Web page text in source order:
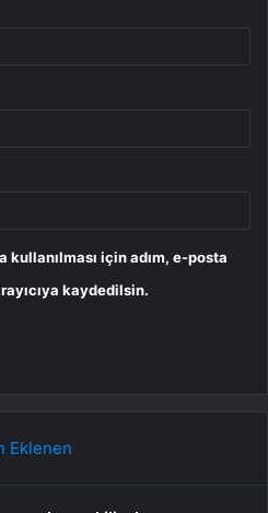
kullanılması için adım, e-posta
kaydedilsin.
Eklenen